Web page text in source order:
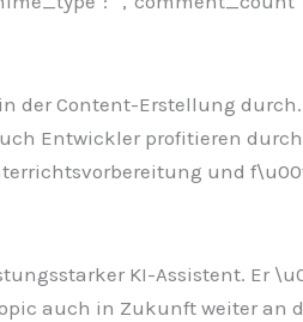
der Content-Erstellung
Entwickler profitieren
und
KI-Assistent. Er
auch in Zukunft weiter an